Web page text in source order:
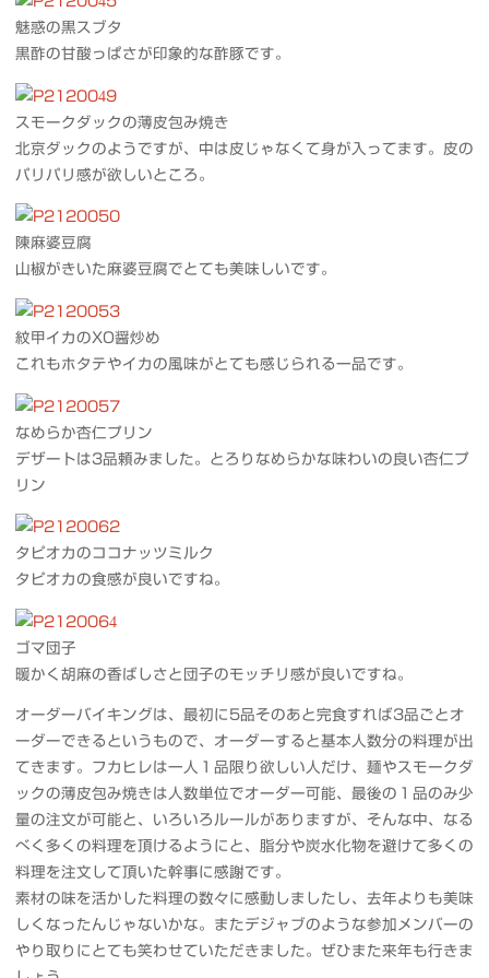
魅惑の黒スブタ
黒酢の甘酸っぱさが印象的な酢豚です。
スモークダックの薄皮包み焼き
北京ダックのようですが、中は皮じゃなくて身が入ってます。皮の
パリパリ感が欲しいところ。
陳麻婆豆腐
山椒がきいた麻婆豆腐でとても美味しいです。
紋甲イカのXO醤炒め
これもホタテやイカの風味がとても感じられる一品です。
なめらか杏仁プリン
デザートは3品頼みました。とろりなめらかな味わいの良い杏仁プ
リン
タピオカのココナッツミルク
タピオカの食感が良いですね。
ゴマ団子
暖かく胡麻の香ばしさと団子のモッチリ感が良いですね。
オーダーバイキングは、最初に5品そのあと完食すれば3品ごとオ
ーダーできるというもので、オーダーすると基本人数分の料理が出
てきます。フカヒレは一人１品限り欲しい人だけ、麺やスモークダ
ックの薄皮包み焼きは人数単位でオーダー可能、最後の１品のみ少
量の注文が可能と、いろいろルールがありますが、そんな中、なる
べく多くの料理を頂けるようにと、脂分や炭水化物を避けて多くの
料理を注文して頂いた幹事に感謝です。
素材の味を活かした料理の数々に感動しましたし、去年よりも美味
しくなったんじゃないかな。またデジャブのような参加メンバーの
やり取りにとても笑わせていただきました。ぜひまた来年も行きま